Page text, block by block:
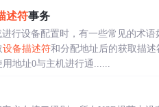
述符事务
行设备配置时，有一些常见的术
设备描述符和分配地址后的获取描
地址0与主机进行通......